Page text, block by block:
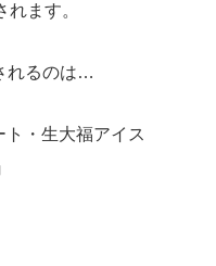
ます。
れるのは…
・生大福アイス